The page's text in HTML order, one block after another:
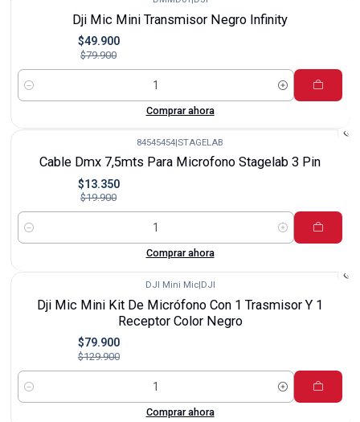
Dji Mic Mini Transmisor Negro Infinity
$49.900
$79.900
Cantidad
Comprar ahora
84545454|STAGELAB
Cable Dmx 7,5mts Para Microfono Stagelab 3 Pin
$13.350
$19.900
Cantidad
Comprar ahora
DJI Mini Mic| DJI
Dji Mic Mini Kit De Micrófono Con 1 Trasmisor Y 1
Receptor Color Negro
$79.900
$129.900
Cantidad
Comprar ahora